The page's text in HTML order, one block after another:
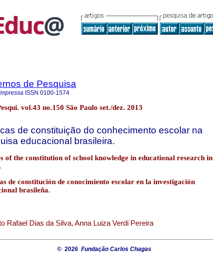
de Pesquisa
ISSN 0100-1574
vol.43 no.150 São Paulo set./dez. 2013
de constituição do conhecimento escolar na
educacional brasileira.
of the constitution of school knowledge in educational research in
de constitución de conocimiento escolar en la investigación
brasileña.
Rafael Dias da Silva, Anna Luiza Verdi Pereira
© 2026 Fundação Carlos Chagas